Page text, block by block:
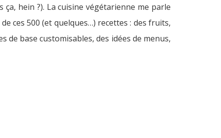
hein ?). La cuisine végétarienne me parle
ces 500 (et quelques…) recettes : des fruits,
de base customisables, des idées de menus,